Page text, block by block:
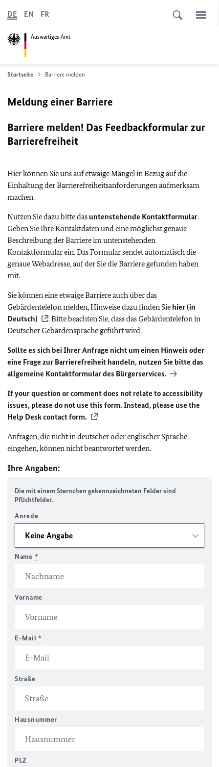
Auswärtiges Amt
DE EN FR
Startseite Barriere melden
Meldung einer Barriere
Barriere melden! Das Feedbackformular zur
Barrierefreiheit
Hier können Sie uns auf etwaige Mängel in Bezug auf die
Einhaltung der Barrierefreiheitsanforderungen aufmerksam
machen.
Nutzen Sie dazu bitte das untenstehende Kontaktformular.
Geben Sie Ihre Kontaktdaten und eine möglichst genaue
Beschreibung der Barriere im untenstehenden
Kontaktformular ein. Das Formular sendet automatisch die
genaue Webadresse, auf der Sie die Barriere gefunden haben
mit.
Sie können eine etwaige Barriere auch über das
Gebärdentelefon melden, Hinweise dazu finden Sie hier (in
Deutsch)
. Bitte beachten Sie, dass das Gebärdentelefon in
Deutscher Gebärdensprache geführt wird.
Sollte es sich bei Ihrer Anfrage nicht um einen Hinweis oder
eine Frage zur Barrierefreiheit handeln, nutzen Sie bitte das
allgemeine Kontaktformular des Bürgerservices.
If your question or comment does not relate to accessibility
issues, please do not use this form. Instead, please use the
Help Desk contact form.
Anfragen, die nicht in deutscher oder englischer Sprache
eingehen, können nicht beantwortet werden.
Ihre Angaben:
Die mit einem Sternchen gekennzeichneten Felder sind
Pflichtfelder.
Anrede
Name *
Vorname
E-Mail *
Straße
Hausnummer
PLZ